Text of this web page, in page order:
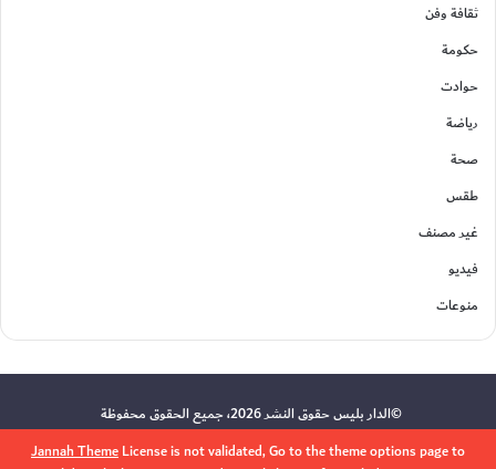
Jannah ThemeLicense is not validated, Go to the theme options page to
ثقافة وفن
حكومة
حوادت
رياضة
صحة
طقس
غير مصنف
فيديو
منوعات
©الدار بليس حقوق النشر 2026، جميع الحقوق محفوظة